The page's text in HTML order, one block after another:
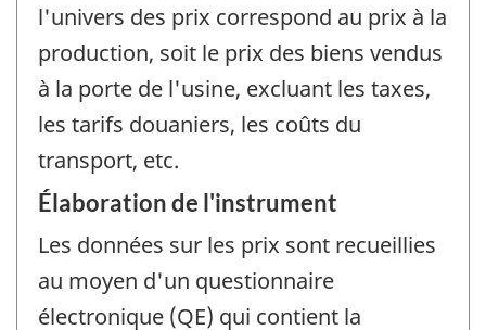
l'univers des prix correspond au prix à la
production, soit le prix des biens vendus
à la porte de l'usine, excluant les taxes,
les tarifs douaniers, les coûts du
transport, etc.
Élaboration de l'instrument
Les données sur les prix sont recueillies
au moyen d'un questionnaire
électronique (QE) qui contient la